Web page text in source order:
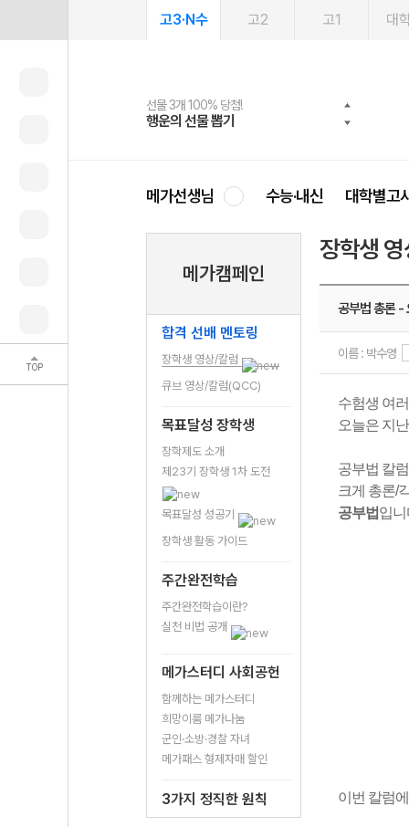
TOP
고3·N수 고2 고1 대
선물 3개 100% 당첨!
행운의 선물 뽑기
선물 100% 증정!
메가스터디 X 올리브
여름방학 스터디 캐시백
메가런 썸머스쿨
2027 러셀 단과
강사 공개선발
스마트러닝앱
설문 EVENT
메가패스
3일 무료 체험권
메가패스 수강생 무료혜택!
메가클럽 멤버십
사회공헌 캠페인
희망이룸 메가나눔
메가선생님 수능·내신 대학별고
메가캠페인
합격 선배 멘토링
장학생 영상/칼럼
큐브 영상/칼럼(QCC)
목표달성 장학생
장학제도 소개
제23기 장학생 1차 도전
목표달성 성공기
장학생 활동 가이드
주간완전학습
주간완전학습이란?
실천 비법 공개
메가스터디 사회공헌
함께하는 메가스터디
희망이룸 메가나눔
군인·소방·경찰 자녀
메가패스 형제자매 할인
3가지 정직한 원칙
장학생
공부법 총론 -
이름 : 박수영
수험생 여
오늘은 지
공부법 칼
크게 총론/
공부법입니
이번 칼럼